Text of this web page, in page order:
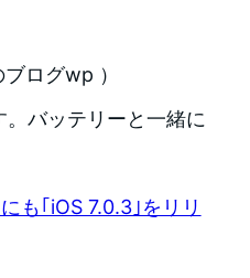
ログwp ）
。バッテリーと一緒に
も｢iOS 7.0.3｣をリリ